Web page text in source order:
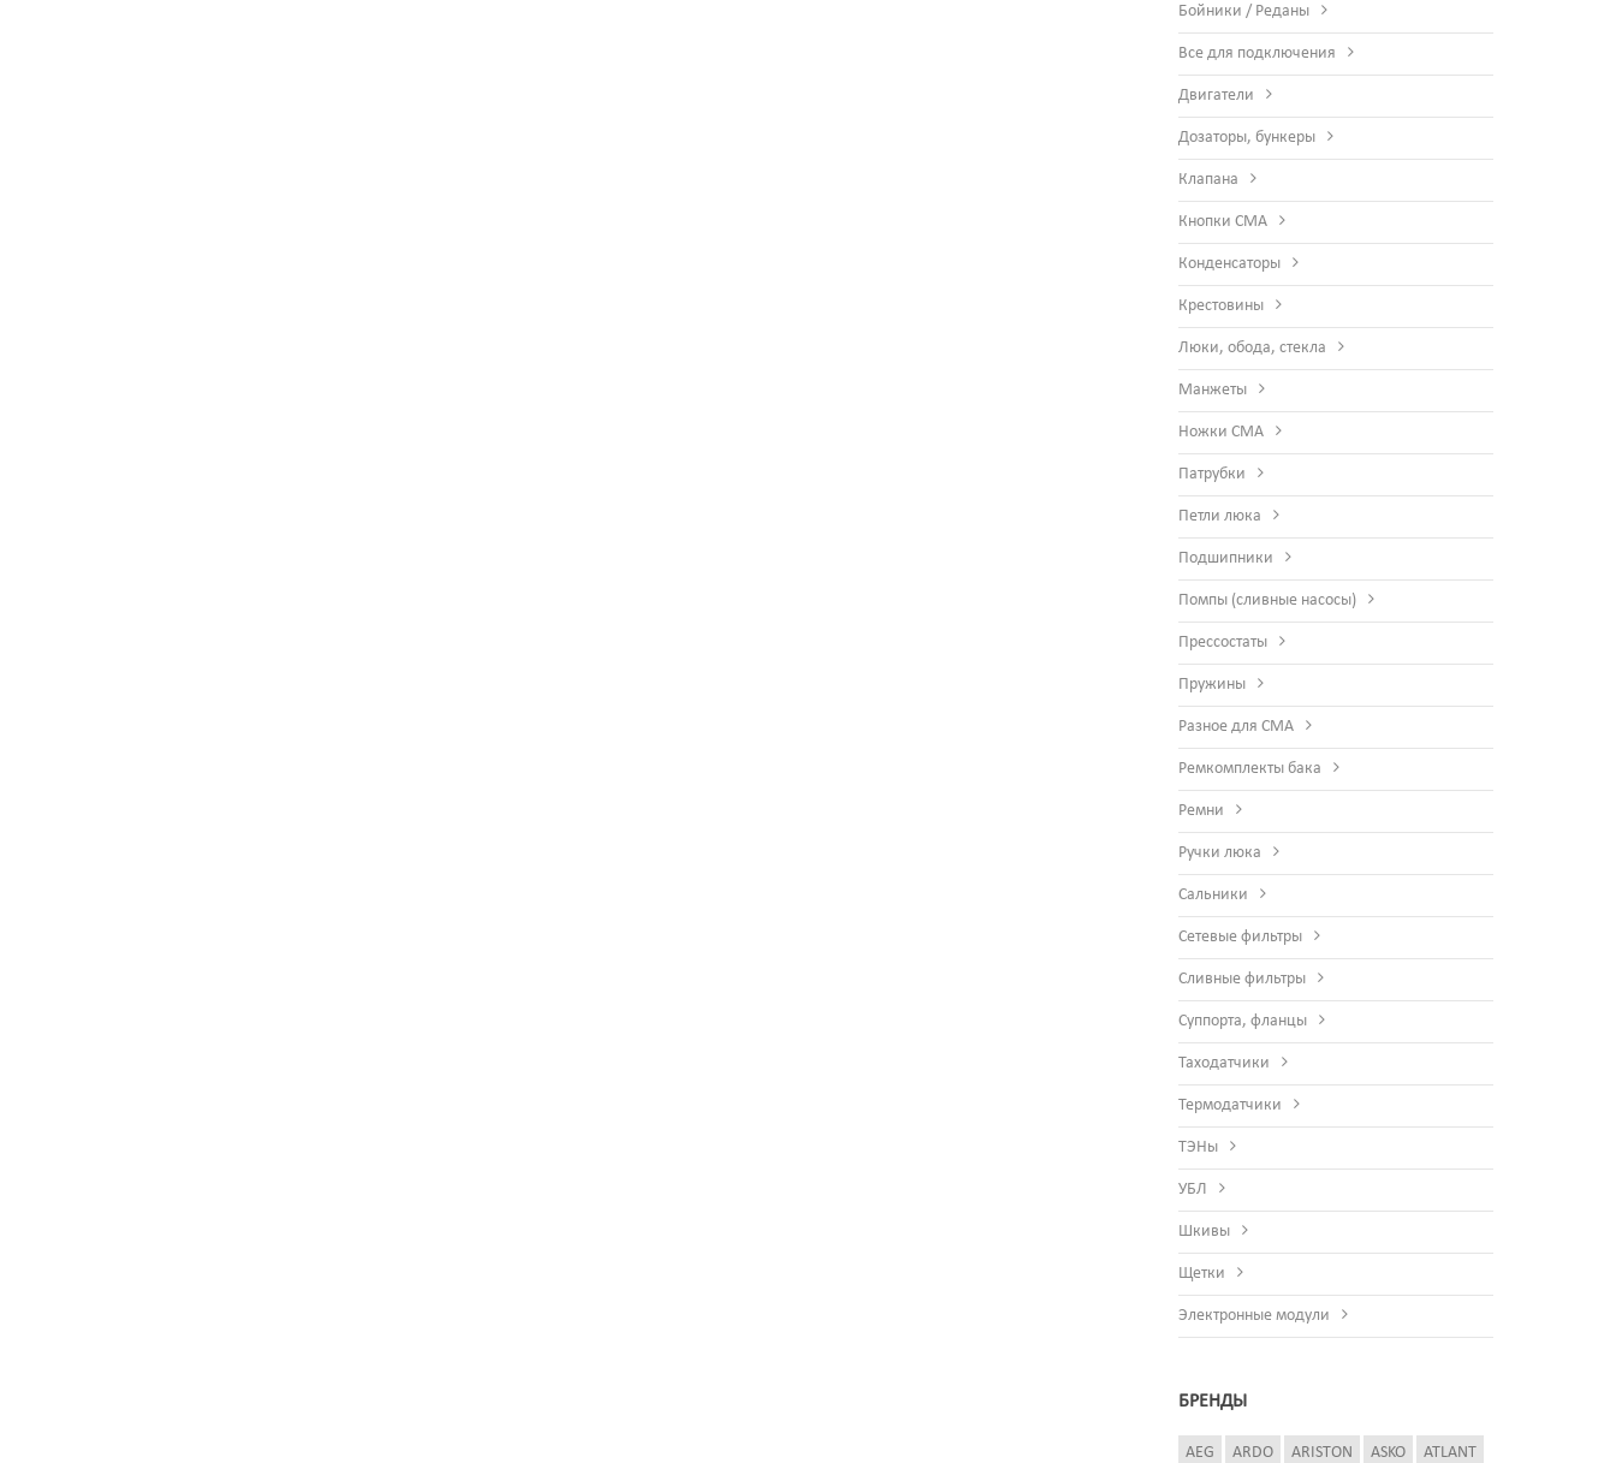
Бойники / Реданы
Все для подключения
Двигатели
Дозаторы, бункеры
Клапана
Кнопки СМА
Конденсаторы
Крестовины
Люки, обода, стекла
Манжеты
Ножки СМА
Патрубки
Петли люка
Подшипники
Помпы (сливные насосы)
Прессостаты
Пружины
Разное для СМА
Ремкомплекты бака
Ремни
Ручки люка
Сальники
Сетевые фильтры
Сливные фильтры
Суппорта, фланцы
Таходатчики
Термодатчики
ТЭНы
УБЛ
Шкивы
Щетки
Электронные модули
БРЕНДЫ
AEG ARDO ARISTON ASKO ATLANT